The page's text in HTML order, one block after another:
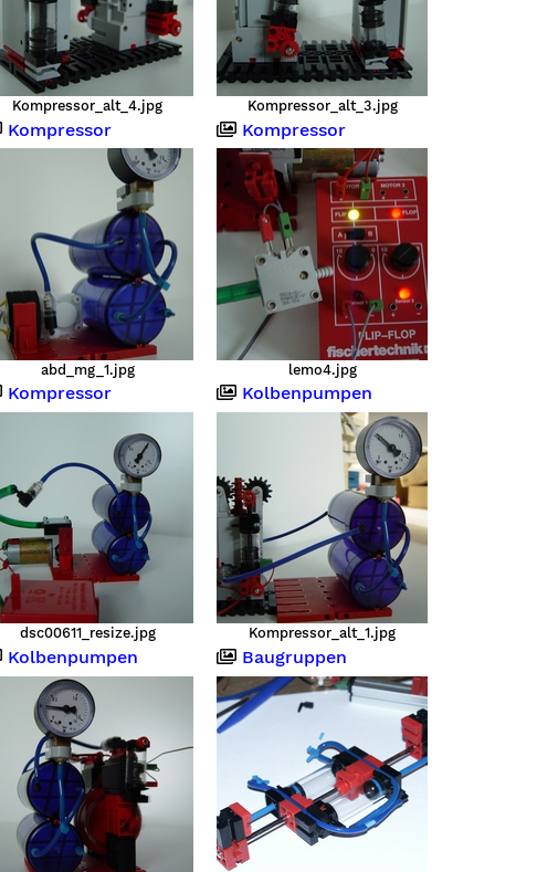
Kompressor_alt_4.jpg Kompressor_alt_3.jpg
Kompressor
abd_mg_1.jpg
Kompressor
lemo4.jpg
Kompressor
dsc00611_resize.jpg
Kolbenpumpen
Kompressor_alt_1.jpg
Kolbenpumpen Baugruppen